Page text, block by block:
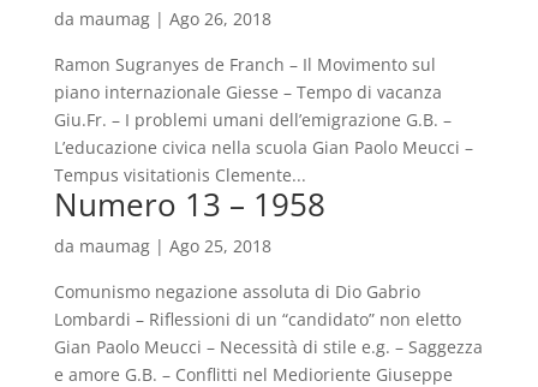
da maumag| Ago 26, 2018
Ramon Sugranyes de Franch – Il Movimento sul
piano internazionale Giesse – Tempo di vacanza
Giu.Fr. – I problemi umani dell’emigrazione G.B. –
L’educazione civica nella scuola Gian Paolo Meucci –
Tempus visitationis Clemente...
Numero 13 – 1958
da maumag| Ago 25, 2018
Comunismo negazione assoluta di Dio Gabrio
Lombardi – Riflessioni di un “candidato” non eletto
Gian Paolo Meucci – Necessità di stile e.g. – Saggezza
e amore G.B. – Conflitti nel Medioriente Giuseppe